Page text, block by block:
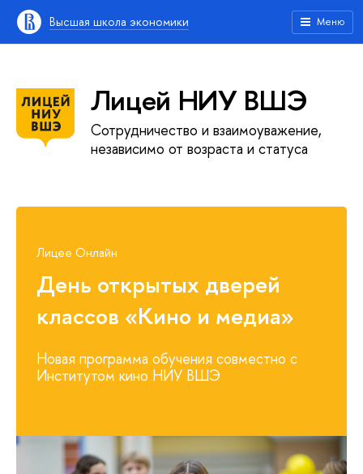
Высшая школа экономики Меню
Лицей НИУ ВШЭ
Сотрудничество и взаимоуважение,
независимо от возраста и статуса
Лицее Онлайн
День открытых дверей
классов «Кино и медиа»
Новая программа обучения совместно с
Институтом кино НИУ ВШЭ